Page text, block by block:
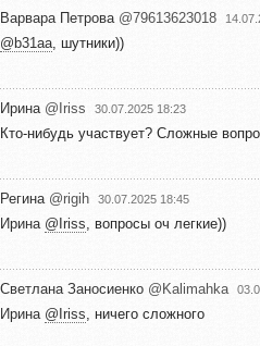
Варвара Петрова @79613623018
@b31aa, шутники))
Ирина @Iriss 30.07.2025 18:23
Кто-нибудь участвует? Сложные
Регина @rigih 30.07.2025 18:45
Ирина @Iriss, вопросы оч легкие))
Светлана Заносиенко @Kalimahka
Ирина @Iriss, ничего сложного